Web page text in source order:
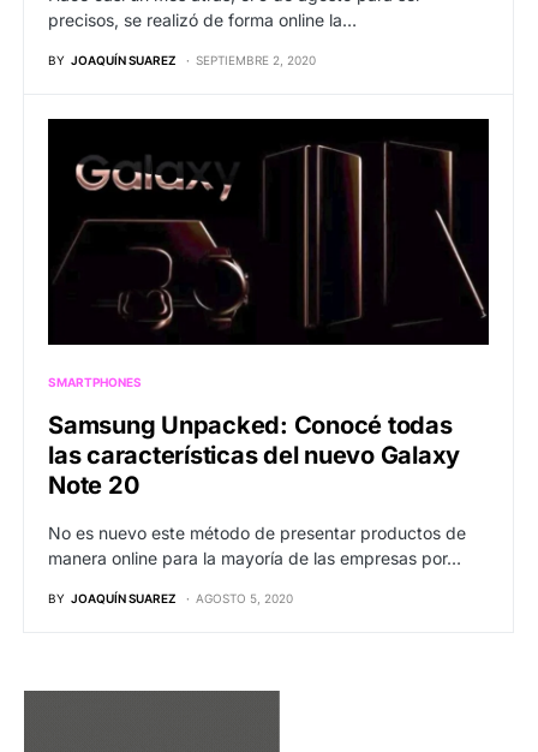
precisos, se realizó de forma online la…
BY JOAQUÍN SUAREZ SEPTIEMBRE 2, 2020
SMARTPHONES
Samsung Unpacked: Conocé todas
las características del nuevo Galaxy
Note 20
No es nuevo este método de presentar productos de
manera online para la mayoría de las empresas por…
BY JOAQUÍN SUAREZ AGOSTO 5, 2020